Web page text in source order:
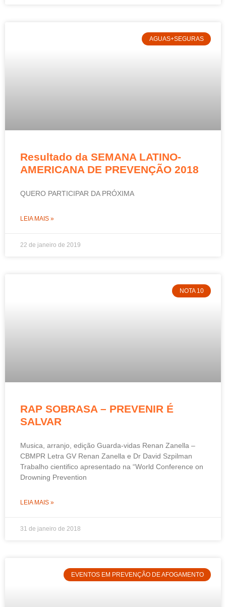
AGUAS+SEGURAS
Resultado da SEMANA LATINO-
AMERICANA DE PREVENÇÃO 2018
QUERO PARTICIPAR DA PRÓXIMA
LEIA MAIS »
22 de janeiro de 2019
NOTA 10
RAP SOBRASA – PREVENIR É
SALVAR
Musica, arranjo, edição Guarda-vidas Renan Zanella –
CBMPR Letra GV Renan Zanella e Dr David Szpilman
Trabalho cientifico apresentado na “World Conference on
Drowning Prevention
LEIA MAIS »
31 de janeiro de 2018
EVENTOS EM PREVENÇÃO DE AFOGAMENTO